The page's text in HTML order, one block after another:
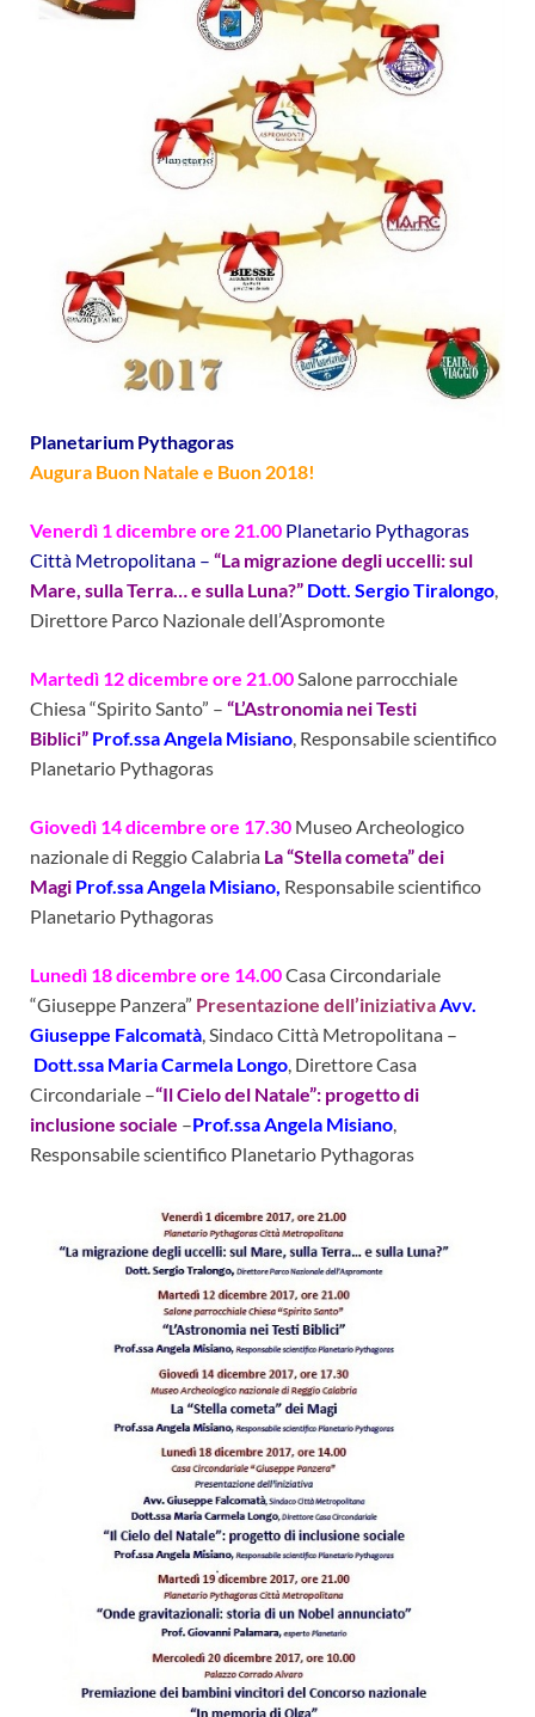
Planetarium Pythagoras
Augura Buon Natale e Buon 2018!
Venerdì 1 dicembre ore 21.00 Planetario Pythagoras
Città Metropolitana – “La migrazione degli uccelli: sul
Mare, sulla Terra… e sulla Luna?” Dott. Sergio Tiralongo,
Direttore Parco Nazionale dell’Aspromonte
Martedì 12 dicembre ore 21.00Salone parrocchiale
Chiesa “Spirito Santo” – “L’Astronomia nei Testi
Biblici” Prof.ssa Angela Misiano, Responsabile scientifico
Planetario Pythagoras
Giovedì 14 dicembre ore 17.30 Museo Archeologico
nazionale di Reggio Calabria La “Stella cometa” dei
Magi Prof.ssa Angela Misiano, Responsabile scientifico
Planetario Pythagoras
Lunedì 18 dicembre ore 14.00Casa Circondariale
“Giuseppe Panzera” Presentazione dell’iniziativaAvv.
Giuseppe Falcomatà, Sindaco Città Metropolitana –
Dott.ssa Maria Carmela Longo, Direttore Casa
Circondariale –“Il Cielo del Natale”: progetto di
inclusione sociale –Prof.ssa Angela Misiano,
Responsabile scientifico Planetario Pythagoras